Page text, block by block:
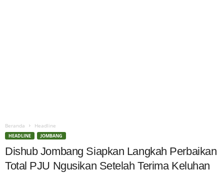
Beranda Headline
HEADLINE JOMBANG
Dishub Jombang Siapkan Langkah Perbaikan
Total PJU Ngusikan Setelah Terima Keluhan